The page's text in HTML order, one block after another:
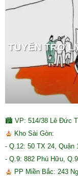
TUYỂN TRỢ
🏙 VP: 514/38 Lê Đức
Kho Sài Gòn:
- Q.12: 50 TX 24, Quận
- Q.9: 882 Phú Hữu,
PP Miền Bắc: 243